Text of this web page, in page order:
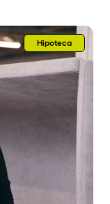
Hipoteca